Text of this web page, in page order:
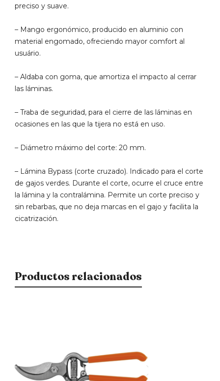
preciso y suave.
– Mango ergonómico, producido en aluminio con
material engomado, ofreciendo mayor comfort al
usuário.
– Aldaba con goma, que amortiza el impacto al cerrar
las láminas.
– Traba de seguridad, para el cierre de las láminas en
ocasiones en las que la tijera no está en uso.
– Diámetro máximo del corte: 20 mm.
– Lámina Bypass (corte cruzado). Indicado para el corte
de gajos verdes. Durante el corte, ocurre el cruce entre
la lámina y la contralámina. Permite un corte preciso y
sin rebarbas, que no deja marcas en el gajo y facilita la
cicatrización.
Productos relacionados